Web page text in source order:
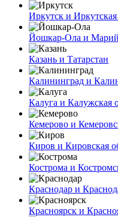
Иркутск и Иркутская
Йошкар-Ола и
Казань и Татарстан
Калининград и
Калуга и Калужская
Кемерово и
Киров и Кировская
Кострома и
Краснодар и
Красноярск и